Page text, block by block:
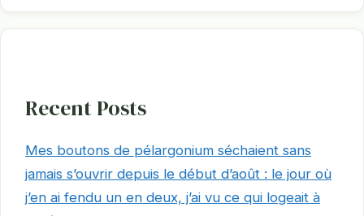
Recent Posts
Mes boutons de pélargonium séchaient sans
jamais s’ouvrir depuis le début d’août : le jour où
j’en ai fendu un en deux, j’ai vu ce qui logeait à